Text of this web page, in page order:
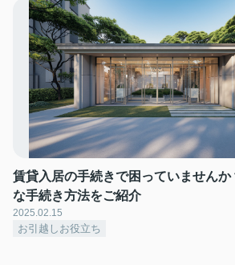
賃貸入居の手続きで困っていませんか
な手続き方法をご紹介
2025.02.15
お引越しお役立ち